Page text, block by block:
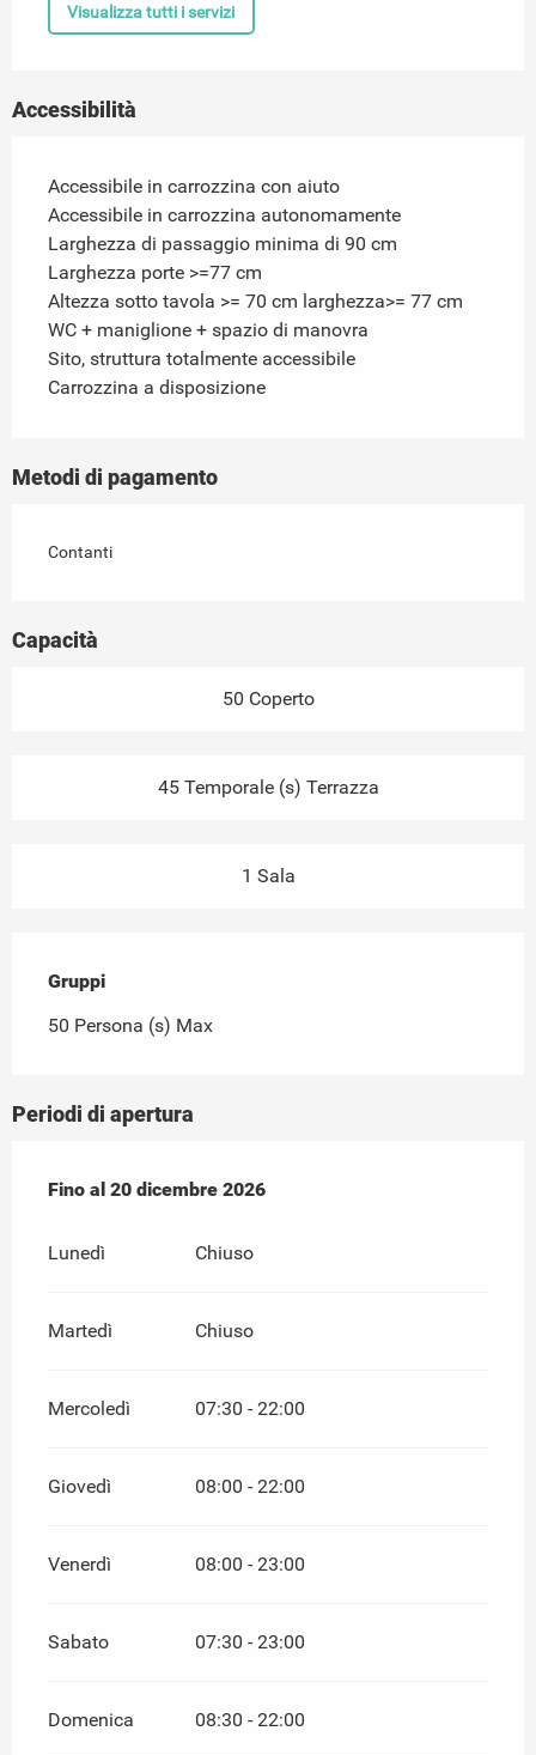
Visualizza tutti i servizi
Accessibilità
Accessibile in carrozzina con aiuto
Accessibile in carrozzina autonomamente
Larghezza di passaggio minima di 90 cm
Larghezza porte >=77 cm
Altezza sotto tavola >= 70 cm larghezza>= 77 cm
WC + maniglione + spazio di manovra
Sito, struttura totalmente accessibile
Carrozzina a disposizione
Metodi di pagamento
Contanti
Capacità
50 Coperto
45 Temporale (s) Terrazza
1 Sala
Gruppi
Gruppi
50 Persona (s) Max
Periodi di apertura
Dal11 febbraio 2026al20 dicembre 2026
Fino al 20 dicembre 2026
Lunedì Chiuso
Martedì Chiuso
Mercoledì 07:30 - 22:00
Giovedì 08:00 - 22:00
Venerdì 08:00 - 23:00
Sabato 07:30 - 23:00
Domenica 08:30 - 22:00